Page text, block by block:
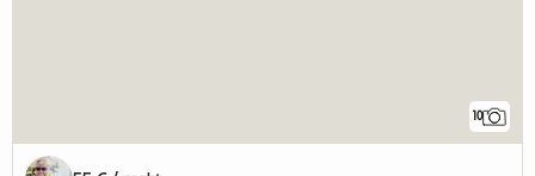
10